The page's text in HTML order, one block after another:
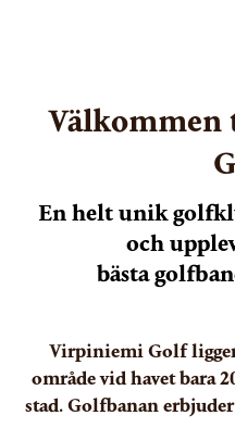
En helt unik
och
​​​​​​​bästa
Virpiniemi Golf
område vid havet bara
stad. Golfbanan